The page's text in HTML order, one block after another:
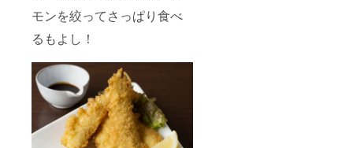
モンを絞ってさっぱり食べ
るもよし！